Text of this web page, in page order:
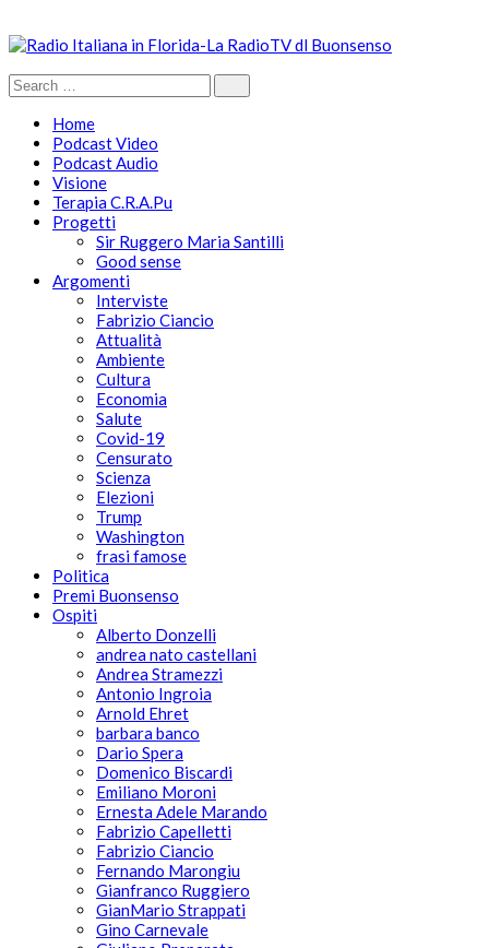
Home
Podcast Video
Podcast Audio
Visione
Terapia C.R.A.Pu
Progetti
Sir Ruggero Maria Santilli
Good sense
Argomenti
Interviste
Fabrizio Ciancio
Attualità
Ambiente
Cultura
Economia
Salute
Covid-19
Censurato
Scienza
Elezioni
Trump
Washington
frasi famose
Politica
Premi Buonsenso
Ospiti
Alberto Donzelli
andrea nato castellani
Andrea Stramezzi
Antonio Ingroia
Arnold Ehret
barbara banco
Dario Spera
Domenico Biscardi
Emiliano Moroni
Ernesta Adele Marando
Fabrizio Capelletti
Fabrizio Ciancio
Fernando Marongiu
Gianfranco Ruggiero
GianMario Strappati
Gino Carnevale